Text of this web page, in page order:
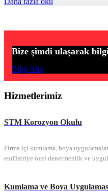
Bize şimdi ulaşarak
Bilgi Alın
Hizmetlerimiz
STM Korozyon Okulu
Firma içi kumlama, boya
endüstriye özel denetmenlik ve
Kumlama ve Boya